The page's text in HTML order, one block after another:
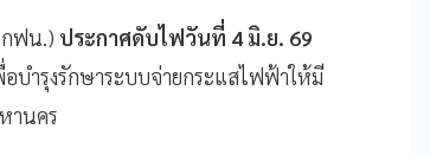
กฟน.) ประกาศดับไฟวันที่ 4 มิ.ย. 69
บำรุงรักษาระบบจ่ายกระแสไฟฟ้าให้มี
านคร